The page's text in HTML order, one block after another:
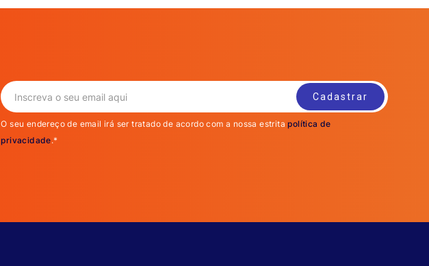
O seu endereço de email irá ser tratado de acordo com a nossa estritapolítica de
privacidade.*